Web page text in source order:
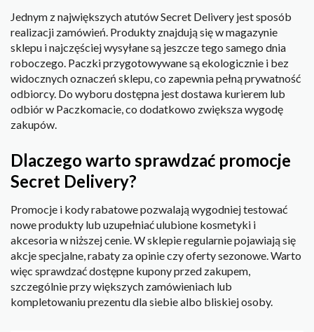
Jednym z największych atutów Secret Delivery jest sposób
realizacji zamówień. Produkty znajdują się w magazynie
sklepu i najczęściej wysyłane są jeszcze tego samego dnia
roboczego. Paczki przygotowywane są ekologicznie i bez
widocznych oznaczeń sklepu, co zapewnia pełną prywatność
odbiorcy. Do wyboru dostępna jest dostawa kurierem lub
odbiór w Paczkomacie, co dodatkowo zwiększa wygodę
zakupów.
Dlaczego warto sprawdzać promocje
Secret Delivery?
Promocje i kody rabatowe pozwalają wygodniej testować
nowe produkty lub uzupełniać ulubione kosmetyki i
akcesoria w niższej cenie. W sklepie regularnie pojawiają się
akcje specjalne, rabaty za opinie czy oferty sezonowe. Warto
więc sprawdzać dostępne kupony przed zakupem,
szczególnie przy większych zamówieniach lub
kompletowaniu prezentu dla siebie albo bliskiej osoby.